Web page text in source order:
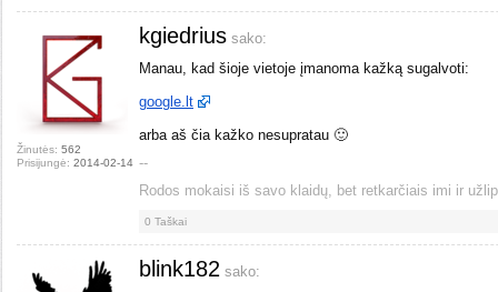
Žinutės: 562
Prisijungė: 2014-02-14
kgiedrius sako:
Manau, kad šioje vietoje įmanoma kažką sugalvoti:
google.lt
arba aš čia kažko nesupratau 🙂
--
Rodos mokaisi iš savo klaidų, bet retkarčiais imi ir
0 Taškai
blink182 sako: